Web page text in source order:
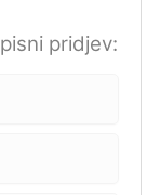
pridjev: